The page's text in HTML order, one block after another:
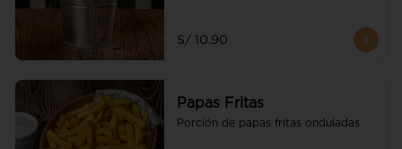
S/ 10.90
Papas Fritas
Porción de papas fritas onduladas